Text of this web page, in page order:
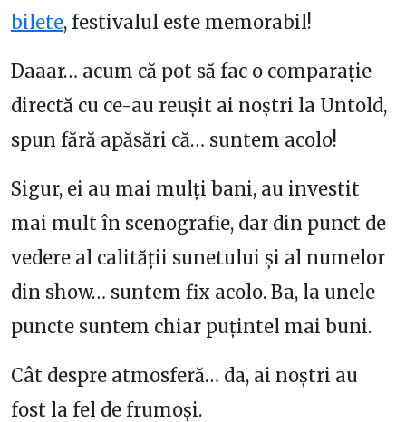
bilete, festivalul este memorabil!
Daaar… acum că pot să fac o comparație
directă cu ce-au reușit ai noștri la Untold,
spun fără apăsări că… suntem acolo!
Sigur, ei au mai mulți bani, au investit
mai mult în scenografie, dar din punct de
vedere al calității sunetului și al numelor
din show… suntem fix acolo. Ba, la unele
puncte suntem chiar puțintel mai buni.
Cât despre atmosferă… da, ai noștri au
fost la fel de frumoși.